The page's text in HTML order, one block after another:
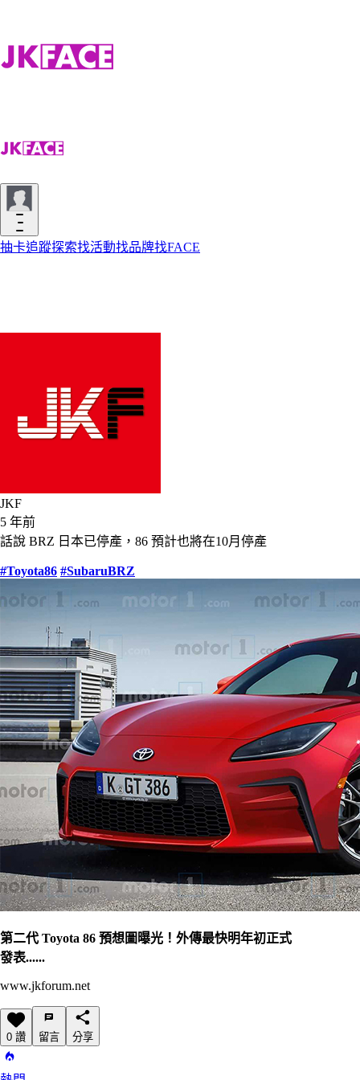
抽卡追蹤探索找活動找品牌找FACE
JKF
5 年前
話說 BRZ 日本已停產，86 預計也將在10月停產
#Toyota86 #SubaruBRZ
第二代 Toyota 86 預想圖曝光！外傳最快明年初正式
發表......
www.jkforum.net
0 讚 留言 分享